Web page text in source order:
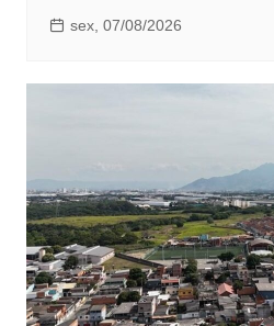
sex, 07/08/2026